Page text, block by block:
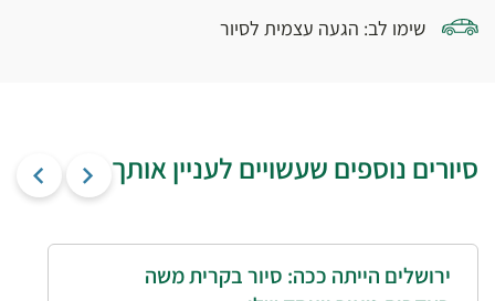
שימו לב: הגעה עצמית לסיור
סיורים נוספים שעשויים לעניין אותך
ירושלים הייתה ככה: סיור בקרית משה